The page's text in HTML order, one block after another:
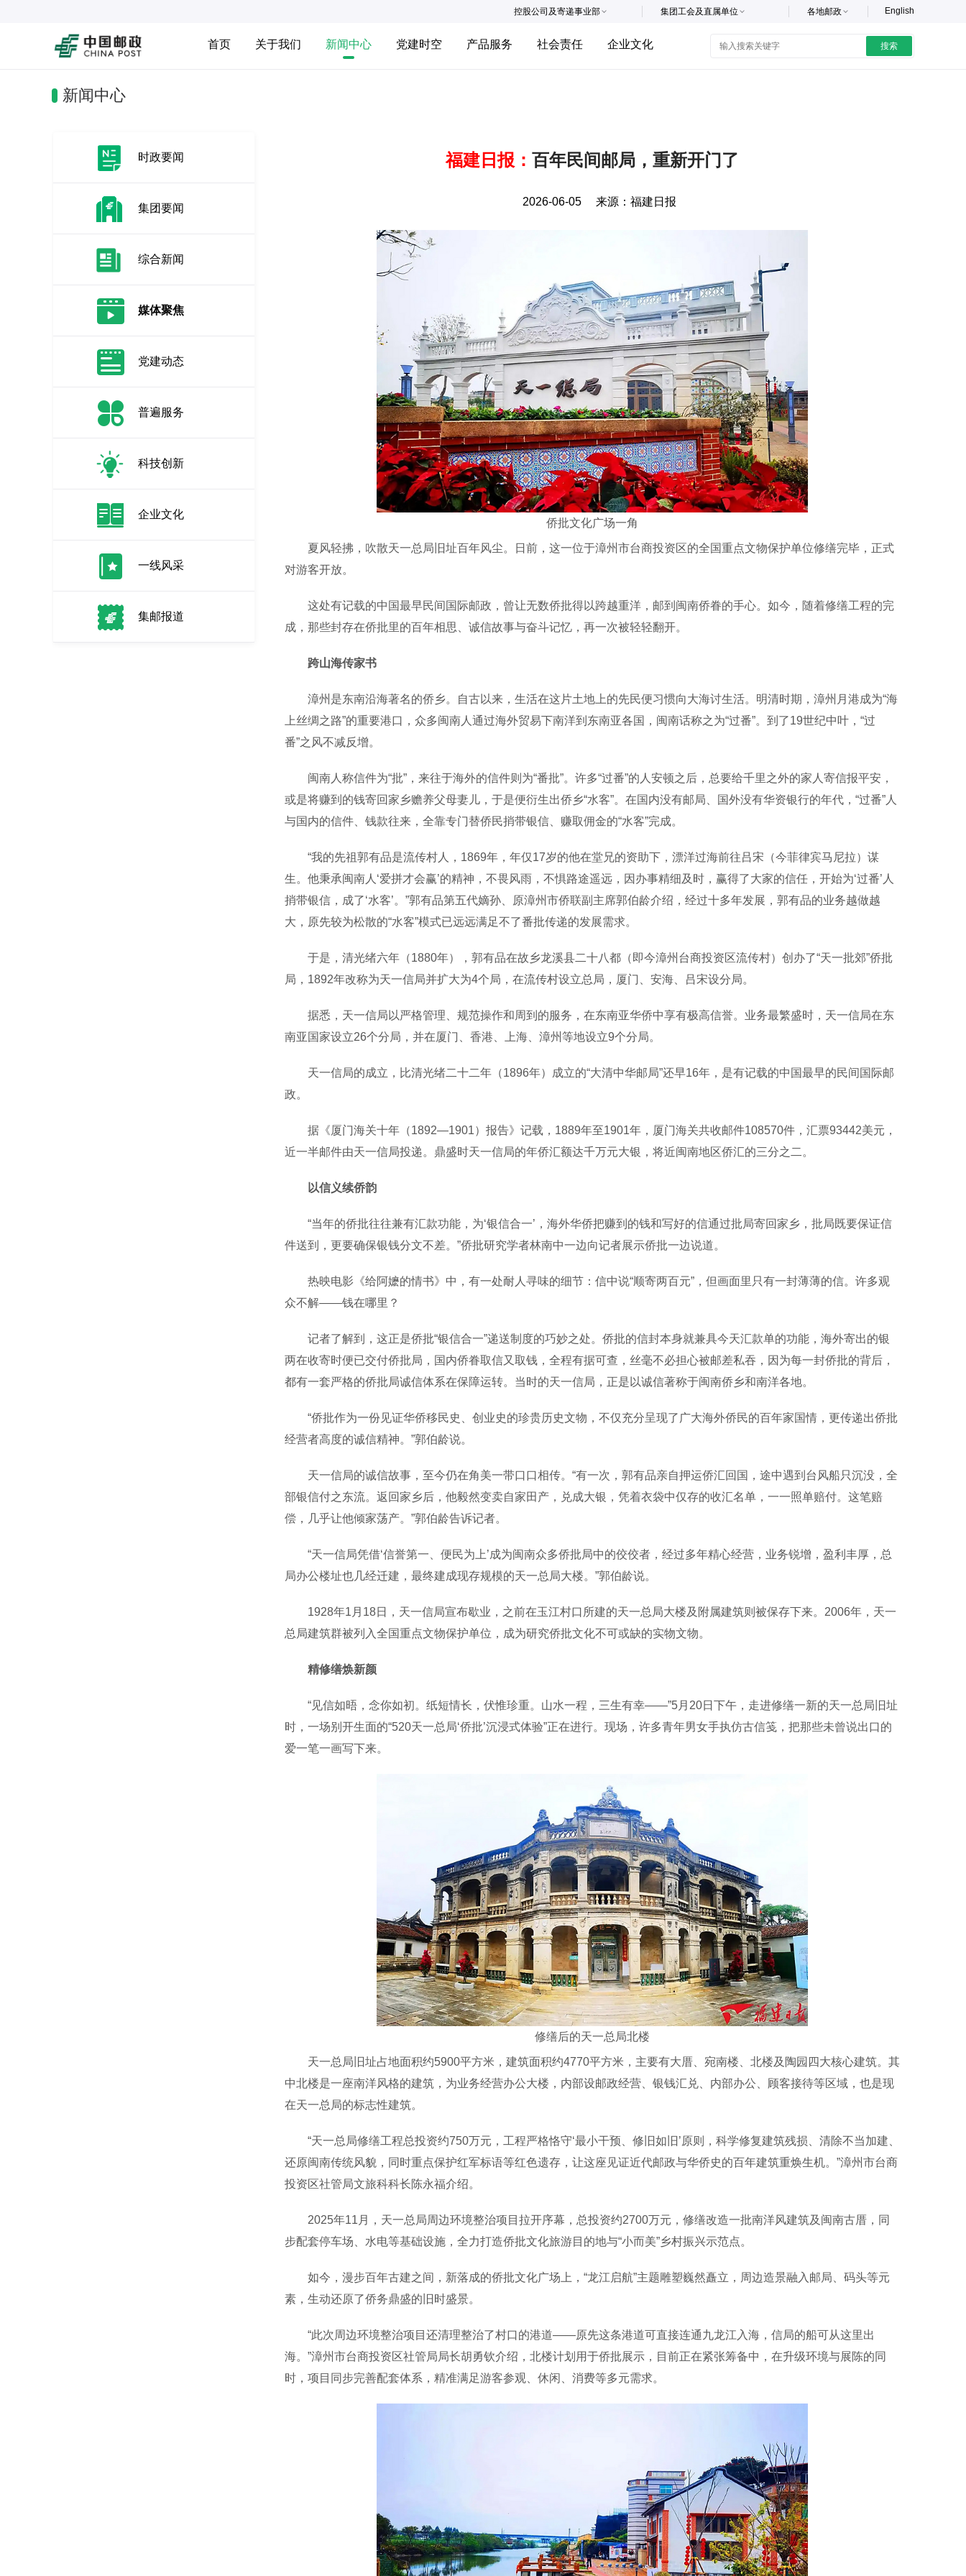
English
各地邮政
集团工会及直属单位
控股公司及寄递事业部
首页 关于我们 新闻中心 党建时空 产品服务 社会责任 企业文化 搜索
新闻中心
时政要闻
集团要闻
综合新闻
媒体聚焦
党建动态
普遍服务
科技创新
企业文化
一线风采
集邮报道
福建日报： 百年民间邮局，重新开门了
2026-06-05 来源： 福建日报
侨批文化广场一角
夏风轻拂，吹散天一总局旧址百年风尘。日前，这一位于漳州市台商投资区的全国重点文物保护单位修缮完毕，正式
对游客开放。
这处有记载的中国最早民间国际邮政，曾让无数侨批得以跨越重洋，邮到闽南侨眷的手心。如今，随着修缮工程的完
成，那些封存在侨批里的百年相思、诚信故事与奋斗记忆，再一次被轻轻翻开。
跨山海传家书
漳州是东南沿海著名的侨乡。自古以来，生活在这片土地上的先民便习惯向大海讨生活。明清时期，漳州月港成为“海
上丝绸之路”的重要港口，众多闽南人通过海外贸易下南洋到东南亚各国，闽南话称之为“过番”。到了19世纪中叶，“过
番”之风不减反增。
闽南人称信件为“批”，来往于海外的信件则为“番批”。许多“过番”的人安顿之后，总要给千里之外的家人寄信报平安，
或是将赚到的钱寄回家乡赡养父母妻儿，于是便衍生出侨乡“水客”。在国内没有邮局、国外没有华资银行的年代，“过番”人
与国内的信件、钱款往来，全靠专门替侨民捎带银信、赚取佣金的“水客”完成。
“我的先祖郭有品是流传村人，1869年，年仅17岁的他在堂兄的资助下，漂洋过海前往吕宋（今菲律宾马尼拉）谋
生。他秉承闽南人‘爱拼才会赢’的精神，不畏风雨，不惧路途遥远，因办事精细及时，赢得了大家的信任，开始为‘过番’人
捎带银信，成了‘水客’。”郭有品第五代嫡孙、原漳州市侨联副主席郭伯龄介绍，经过十多年发展，郭有品的业务越做越
大，原先较为松散的“水客”模式已远远满足不了番批传递的发展需求。
于是，清光绪六年（1880年），郭有品在故乡龙溪县二十八都（即今漳州台商投资区流传村）创办了“天一批郊”侨批
局，1892年改称为天一信局并扩大为4个局，在流传村设立总局，厦门、安海、吕宋设分局。
据悉，天一信局以严格管理、规范操作和周到的服务，在东南亚华侨中享有极高信誉。业务最繁盛时，天一信局在东
南亚国家设立26个分局，并在厦门、香港、上海、漳州等地设立9个分局。
天一信局的成立，比清光绪二十二年（1896年）成立的“大清中华邮局”还早16年，是有记载的中国最早的民间国际邮
政。
据《厦门海关十年（1892—1901）报告》记载，1889年至1901年，厦门海关共收邮件108570件，汇票93442美元，
近一半邮件由天一信局投递。鼎盛时天一信局的年侨汇额达千万元大银，将近闽南地区侨汇的三分之二。
以信义续侨韵
“当年的侨批往往兼有汇款功能，为‘银信合一’，海外华侨把赚到的钱和写好的信通过批局寄回家乡，批局既要保证信
件送到，更要确保银钱分文不差。”侨批研究学者林南中一边向记者展示侨批一边说道。
热映电影《给阿嬷的情书》中，有一处耐人寻味的细节：信中说“顺寄两百元”，但画面里只有一封薄薄的信。许多观
众不解——钱在哪里？
记者了解到，这正是侨批“银信合一”递送制度的巧妙之处。侨批的信封本身就兼具今天汇款单的功能，海外寄出的银
两在收寄时便已交付侨批局，国内侨眷取信又取钱，全程有据可查，丝毫不必担心被邮差私吞，因为每一封侨批的背后，
都有一套严格的侨批局诚信体系在保障运转。当时的天一信局，正是以诚信著称于闽南侨乡和南洋各地。
“侨批作为一份见证华侨移民史、创业史的珍贵历史文物，不仅充分呈现了广大海外侨民的百年家国情，更传递出侨批
经营者高度的诚信精神。”郭伯龄说。
天一信局的诚信故事，至今仍在角美一带口口相传。“有一次，郭有品亲自押运侨汇回国，途中遇到台风船只沉没，全
部银信付之东流。返回家乡后，他毅然变卖自家田产，兑成大银，凭着衣袋中仅存的收汇名单，一一照单赔付。这笔赔
偿，几乎让他倾家荡产。”郭伯龄告诉记者。
“天一信局凭借‘信誉第一、便民为上’成为闽南众多侨批局中的佼佼者，经过多年精心经营，业务锐增，盈利丰厚，总
局办公楼址也几经迁建，最终建成现存规模的天一总局大楼。”郭伯龄说。
1928年1月18日，天一信局宣布歇业，之前在玉江村口所建的天一总局大楼及附属建筑则被保存下来。2006年，天一
总局建筑群被列入全国重点文物保护单位，成为研究侨批文化不可或缺的实物文物。
精修缮焕新颜
“见信如晤，念你如初。纸短情长，伏惟珍重。山水一程，三生有幸——”5月20日下午，走进修缮一新的天一总局旧址
时，一场别开生面的“520天一总局‘侨批’沉浸式体验”正在进行。现场，许多青年男女手执仿古信笺，把那些未曾说出口的
爱一笔一画写下来。
修缮后的天一总局北楼
天一总局旧址占地面积约5900平方米，建筑面积约4770平方米，主要有大厝、宛南楼、北楼及陶园四大核心建筑。其
中北楼是一座南洋风格的建筑，为业务经营办公大楼，内部设邮政经营、银钱汇兑、内部办公、顾客接待等区域，也是现
在天一总局的标志性建筑。
“天一总局修缮工程总投资约750万元，工程严格恪守‘最小干预、修旧如旧’原则，科学修复建筑残损、清除不当加建、
还原闽南传统风貌，同时重点保护红军标语等红色遗存，让这座见证近代邮政与华侨史的百年建筑重焕生机。”漳州市台商
投资区社管局文旅科科长陈永福介绍。
2025年11月，天一总局周边环境整治项目拉开序幕，总投资约2700万元，修缮改造一批南洋风建筑及闽南古厝，同
步配套停车场、水电等基础设施，全力打造侨批文化旅游目的地与“小而美”乡村振兴示范点。
如今，漫步百年古建之间，新落成的侨批文化广场上，“龙江启航”主题雕塑巍然矗立，周边造景融入邮局、码头等元
素，生动还原了侨务鼎盛的旧时盛景。
“此次周边环境整治项目还清理整治了村口的港道——原先这条港道可直接连通九龙江入海，信局的船可从这里出
海。”漳州市台商投资区社管局局长胡勇钦介绍，北楼计划用于侨批展示，目前正在紧张筹备中，在升级环境与展陈的同
时，项目同步完善配套体系，精准满足游客参观、休闲、消费等多元需求。